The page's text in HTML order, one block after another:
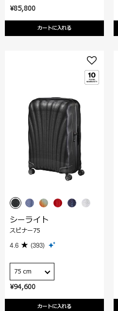
¥85,800
カートに入れる
¥94,600
カートに入れる
シーライト
スピナー75
4.6 (393)
75 cm